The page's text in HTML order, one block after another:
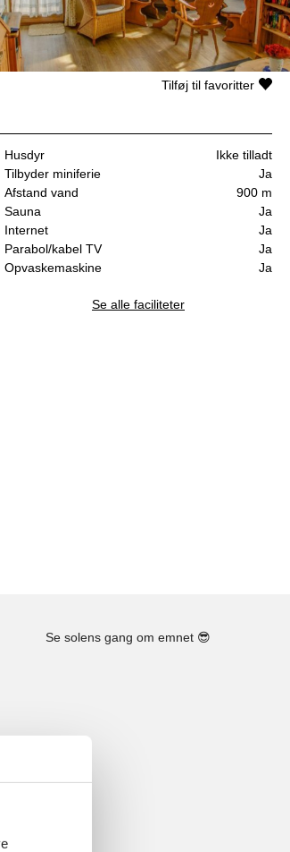
Husdyr
Ikke tilladt
Tilbyder miniferie
Ja
Afstand vand
900 m
Sauna
Ja
Internet
Ja
Parabol/kabel TV
Ja
Opvaskemaskine
Ja
Se alle faciliteter
Tilføj til favoritter
Se solens gang om emnet 😎